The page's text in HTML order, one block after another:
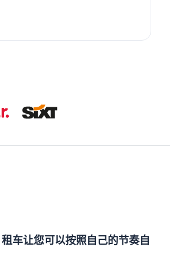
车让您可以按照自己的节奏自